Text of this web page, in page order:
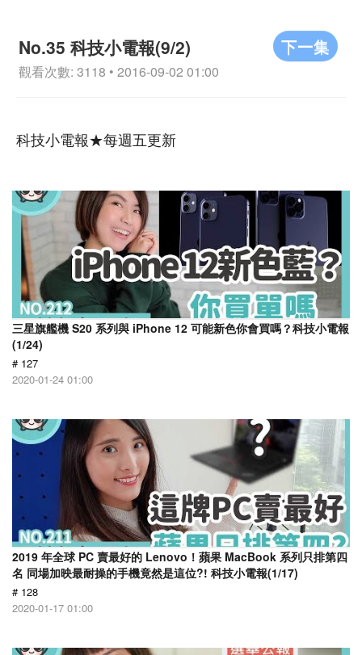
下一集
No.35 科技小電報(9/2)
觀看次數: 3118 • 2016-09-02 01:00
科技小電報★每週五更新
三星旗艦機 S20 系列與 iPhone 12 可能新色你會買嗎？科技小電報
(1/24)
# 127
2020-01-24 01:00
2019 年全球 PC 賣最好的 Lenovo！蘋果 MacBook 系列只排第四
名 同場加映最耐操的手機竟然是這位?! 科技小電報(1/17)
# 128
2020-01-17 01:00